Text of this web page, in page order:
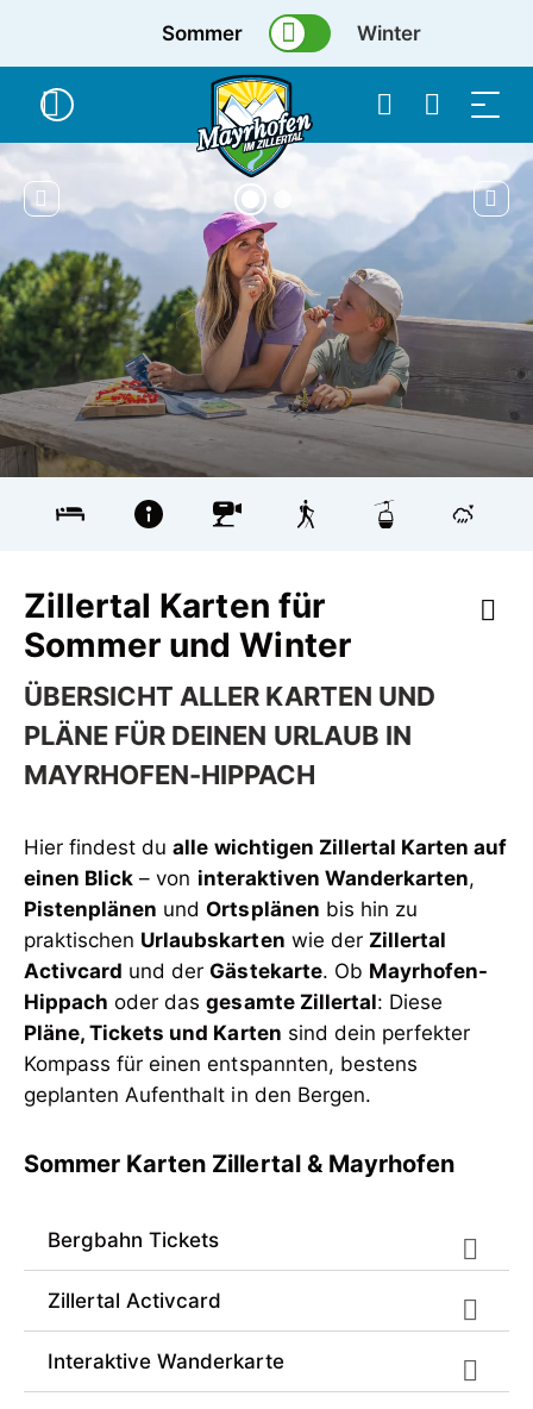
Sommer Winter
Zillertal Karten für
Sommer und Winter
ÜBERSICHT ALLER KARTEN UND
PLÄNE FÜR DEINEN URLAUB IN
MAYRHOFEN-HIPPACH
Hier findest dualle wichtigen Zillertal Karten auf
einen Blick – von interaktiven Wanderkarten,
Pistenplänen undOrtsplänen bis hin zu
praktischen Urlaubskarten wie der Zillertal
Activcard und derGästekarte. Ob Mayrhofen-
Hippach oder dasgesamte Zillertal: Diese
Pläne, Tickets und Karten sind dein perfekter
Kompass für einen entspannten, bestens
Sommer Karten Zillertal & Mayrhofen
Bergbahn Tickets
Zillertal Activcard
Interaktive Wanderkarte